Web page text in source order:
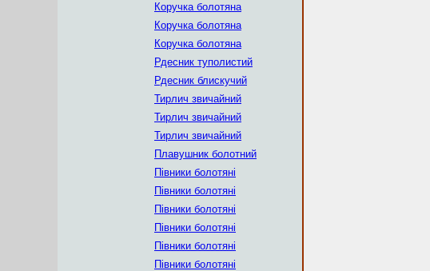
Коручка болотяна
Коручка болотяна
Коручка болотяна
Рдесник туполистий
Рдесник блискучий
Тирлич звичайний
Тирлич звичайний
Тирлич звичайний
Плавушник болотний
Півники болотяні
Півники болотяні
Півники болотяні
Півники болотяні
Півники болотяні
Півники болотяні